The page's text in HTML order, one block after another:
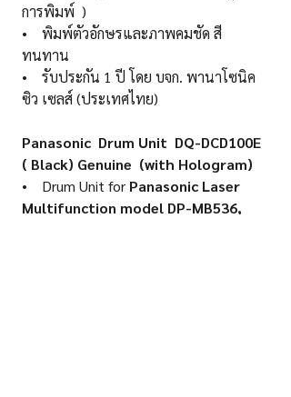
การพิมพ์ )
• พิมพ์ตัวอักษรและภาพคมชัด สี
ทนทาน
• รับประกัน 1 ปี โดย บจก. พานาโซนิค
ซิว เซลส์ (ประเทศไทย)
Panasonic Drum Unit DQ-DCD100E
( Black) Genuine (with Hologram)
• Drum Unit for Panasonic Laser
Multifunction model DP-MB536,